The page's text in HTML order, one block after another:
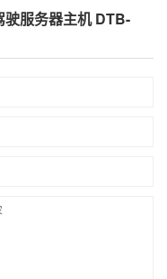
驶服务器主机 DTB-